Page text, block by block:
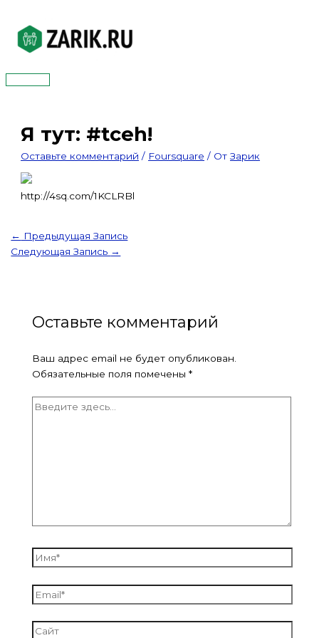
содержимому
Главное
Я тут: #tceh!
Оставьте комментарий / Foursquare / ОтЗарик
http://4sq.com/1KCLRBl
← Предыдущая Запись
Следующая Запись →
Оставьте комментарий
Ваш адрес email не будет опубликован.
Обязательные поля помечены *
Введите
Имя*
Email*
Сайт